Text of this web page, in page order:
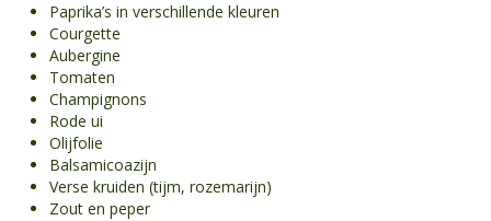
Paprika’s in verschillende kleuren
Courgette
Aubergine
Tomaten
Champignons
Rode ui
Olijfolie
Balsamicoazijn
Verse kruiden (tijm, rozemarijn)
Zout en peper